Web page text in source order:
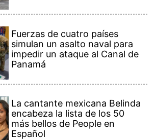
Fuerzas de cuatro países
simulan un asalto naval para
impedir un ataque al Canal de
Panamá
La cantante mexicana Belinda
encabeza la lista de los 50
más bellos de People en
Español